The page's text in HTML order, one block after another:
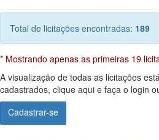
Total de licitações encontradas: 189
* Mostrando apenas as primeiras 19
A visualização de todas as licitações
cadastrados, clique aqui e faça o login
Cadastrar-se